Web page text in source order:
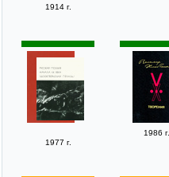
1914 г.
1977 г.
1986 г.